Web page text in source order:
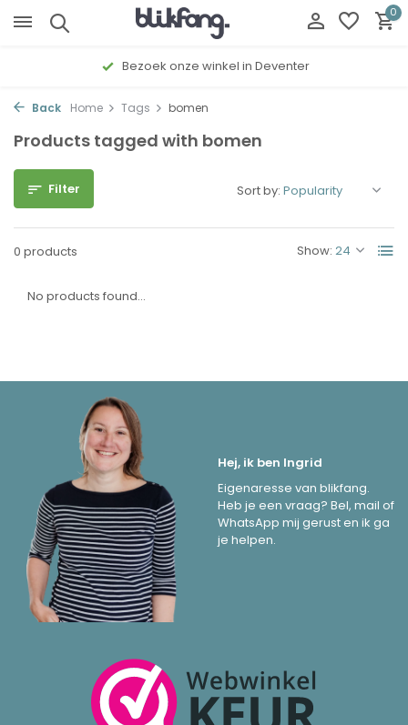
0
Bezoek onze winkel in Deventer
Back Home Tags bomen
Products tagged with bomen
Filter
0 products Show:
Sort by:
No products found...
Hej, ik ben Ingrid
Eigenaresse van blikfang.
Heb je een vraag? Bel, mail of
WhatsApp mij gerust en ik ga
je helpen.